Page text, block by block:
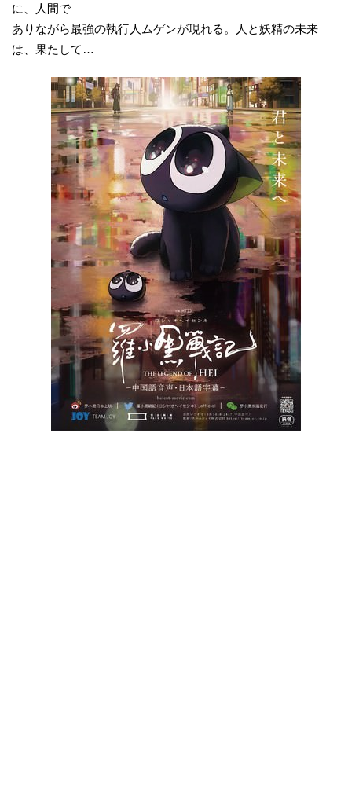
に、人間で
ありながら最強の執行人ムゲンが現れる。人と妖精の未来
は、果たして…